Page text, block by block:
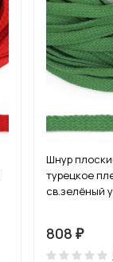
Шнур
турецкое
св.зелёный
808 ₽